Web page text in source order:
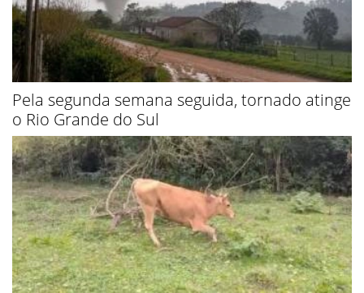
Pela segunda semana seguida, tornado atinge
o Rio Grande do Sul